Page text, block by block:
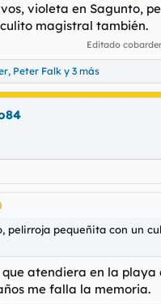
violeta en Sagunto,
magistral también.
Editado
, Peter Falk y 3 más
pelirroja pequeñita con un
atendiera en la playa
me falla la memoria.